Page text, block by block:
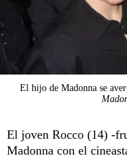
El hijo de Madonna se
El joven Rocco (14) -
Madonna con el